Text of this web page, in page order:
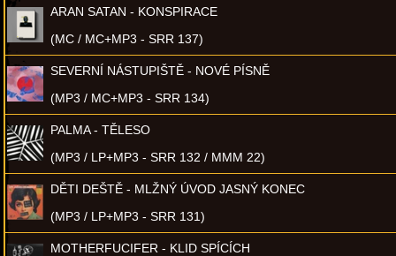
ARAN SATAN - KONSPIRACE
(MC / MC+MP3 - SRR 137)
SEVERNÍ NÁSTUPIŠTĚ - NOVÉ PÍSNĚ
(MP3 / MC+MP3 - SRR 134)
PALMA - TĚLESO
(MP3 / LP+MP3 - SRR 132 / MMM 22)
DĚTI DEŠTĚ - MLŽNÝ ÚVOD JASNÝ KONEC
(MP3 / LP+MP3 - SRR 131)
MOTHERFUCIFER - KLID SPÍCÍCH